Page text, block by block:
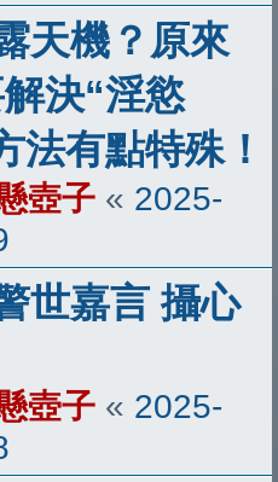
天機？原來
決“淫慾
法有點特殊！
壺子 « 2025-
世嘉言 攝心
壺子 « 2025-